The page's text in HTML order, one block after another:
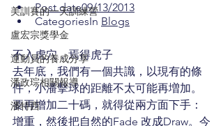
美訓賽的一天訓練營
盧宏宗獎學金
運動員的養成分享
潘政琮相關報導
潘特西
Post date09/13/2013
CategoriesIn Blogs
不入虎穴，焉得虎子
去年底，我們有一個共識，以現有的條
件，小潘擊球的距離不太可能再増加。
要再增加二十碼，就得從兩方面下手：
增重，然後把自然的Fade 改成Draw。今